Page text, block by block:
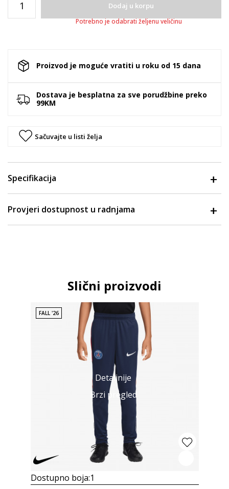
Dodaj u korpu
Potrebno je odabrati željenu veličinu
Proizvod je moguće vratiti u roku od 15 dana
Dostava je besplatna za sve porudžbine preko
99KM
Sačuvajte u listi želja
Specifikacija
Provjeri dostupnost u radnjama
Slični proizvodi
Detaljnije
Brzi pregled
FALL '26
Dostupno boja:1